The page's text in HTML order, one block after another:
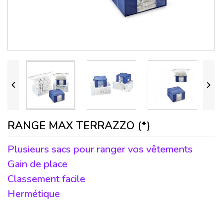
 
RANGE MAX TERRAZZO (*)
Plusieurs sacs pour ranger vos vêtements
Gain de place
Classement facile
Hermétique